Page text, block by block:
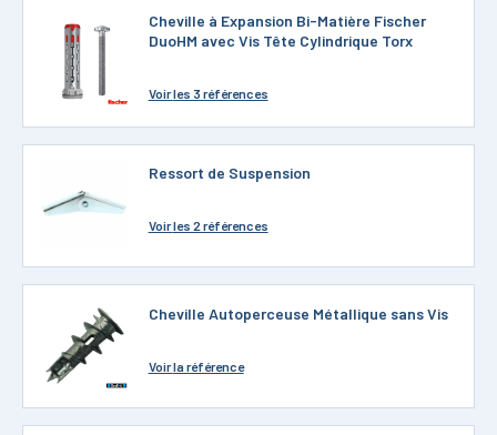
Cheville à Expansion Bi-Matière Fischer
DuoHM avec Vis Tête Cylindrique Torx
Voirles 3 références
Ressort de Suspension
Voirles 2 références
Cheville Autoperceuse Métallique sans Vis
Voirla référence